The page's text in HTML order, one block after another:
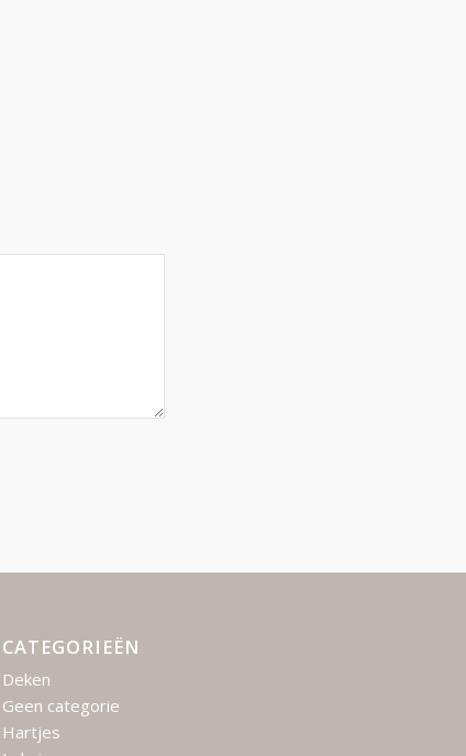
CATEGORIEËN
Deken
Geen categorie
Hartjes